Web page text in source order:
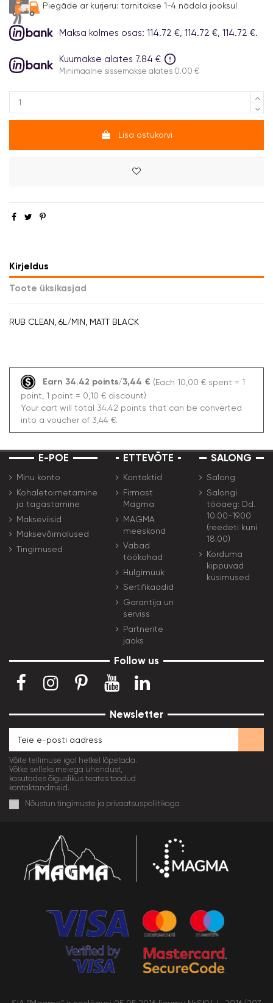
Piegāde ar kurjeru: tarnitakse 1-4 nädala jooksul
Maksa kolmes osas: 114.72 €, 114.72 €, 114.72 €.
Kuumakse alates 7.84 €
Minimaalne sissemakse alates 0.00 €
Lisa ostukorvi
Kirjeldus
Toote üksikasjad
RUB CLEAN, 6L/MIN, MATT BLACK
Earn 34.42 points/3,44 € (Each 10,00 € spent = 1
point, 1 point = 0,10 € discount)
Your cart will total 34.42 points that can be converted
into a voucher of 3,44 €.
E-POE
Minu konto
Kohaletoimetamine
ja tagastamine
Makseviisid
Maksevõimalused
Tingimused
ETTEVŌTE
Kontaktid
Firmast
Magma
MAGMA
meeskond
Vabad
töökohad
Hulgimüük
Sertifikaadid
Garantija un
serviss
Partnerite
jaoks
SALONG
Salong
Salongi
tööaeg: Dd.
10.00-19.00
(reedeti kuni
18.00)
Korduma
kippuvad
küsimused
Follow us
Newsletter
Võite tellimuse igal hetkel lõpetada.
Võtke selleks meiega ühendust,
kasutades õiguslikus teates toodud
kontaktandmeid.
Nõustun tingimuste ja privaatsuspoliitikaga